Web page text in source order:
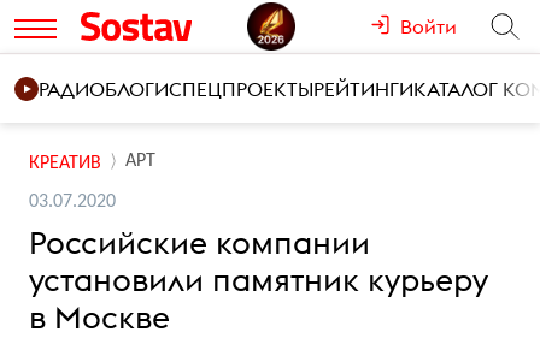
Войти
РАДИОБЛОГИСПЕЦПРОЕКТЫРЕЙТИНГИКАТАЛОГ
КРЕАТИВ АРТ
03.07.2020
Российские компании
установили памятник курьеру
в Москве